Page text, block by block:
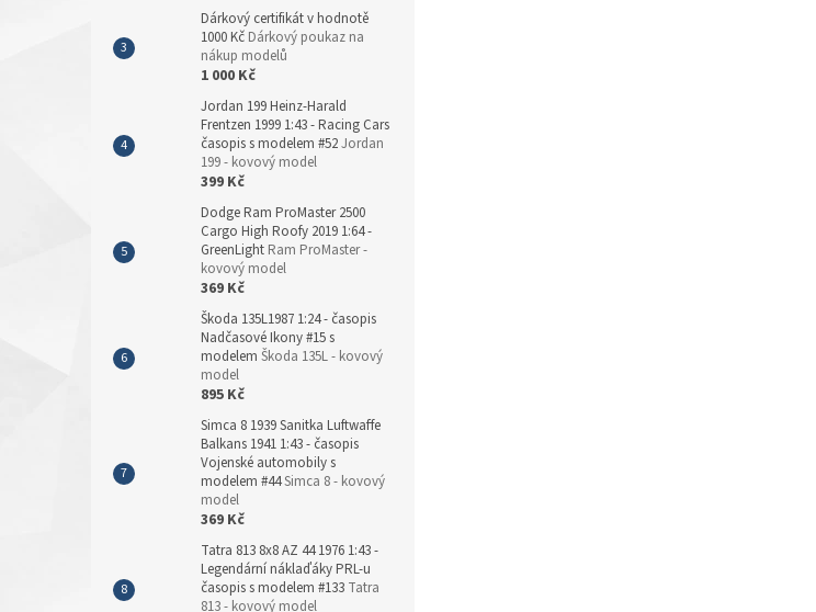
Dárkový certifikát v hodnotě
1000 Kč Dárkový poukaz na
nákup modelů
1 000 Kč
Jordan 199 Heinz-Harald
Frentzen 1999 1:43 - Racing Cars
časopis s modelem #52Jordan
199 - kovový model
399 Kč
Dodge Ram ProMaster 2500
Cargo High Roofy 2019 1:64 -
GreenLight Ram ProMaster -
kovový model
369 Kč
Škoda 135L1987 1:24 - časopis
Nadčasové Ikony #15 s
modelem Škoda 135L - kovový
model
895 Kč
Simca 8 1939 Sanitka Luftwaffe
Balkans 1941 1:43 - časopis
Vojenské automobily s
modelem #44Simca 8 - kovový
model
369 Kč
Tatra 813 8x8 AZ 44 1976 1:43 -
Legendární náklaďáky PRL-u
časopis s modelem #133 Tatra
813 - kovový model